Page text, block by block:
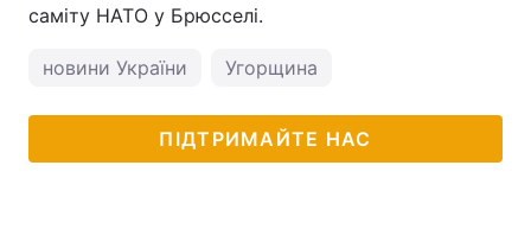
саміту НАТО у Брюсселі.
новини України Угорщина
ПІДТРИМАЙТЕ НАС